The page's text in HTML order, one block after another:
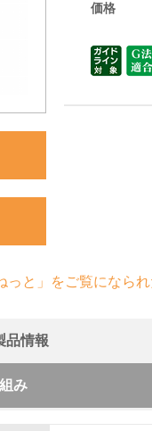
価格
と」をご覧になられ
品情報
み